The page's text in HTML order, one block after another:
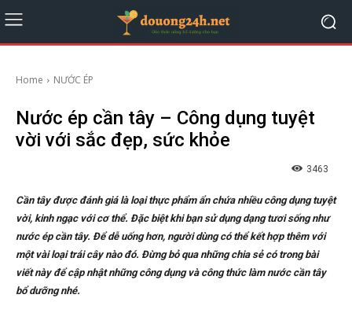
Home NƯỚC ÉP
Nước ép cần tây – Công dụng tuyệt
vời với sắc đẹp, sức khỏe
3463
Cần tây được đánh giá là loại thực phẩm ẩn chứa nhiều công dụng tuyệt
vời, kinh ngạc với cơ thể. Đặc biệt khi bạn sử dụng dạng tươi sống như
nước ép cần tây. Để dễ uống hơn, người dùng có thể kết hợp thêm với
một vài loại trái cây nào đó. Đừng bỏ qua những chia sẻ có trong bài
viết này để cập nhật những công dụng và công thức làm nước cần tây
bổ dưỡng nhé.